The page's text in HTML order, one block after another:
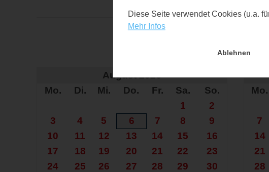
August 2026
Mo.
Di. Mi. Do. Fr. Sa.
So.
1
2
3
4 5 6 7 8
9
10
11 12 13 14 15
16
17
18 19 20 21 22
23
24
25 26 27 28 29
30
Mo.
7
14
21
28
Diese Seite verwendet Cookies (u.a.
Mehr Infos
Ablehnen